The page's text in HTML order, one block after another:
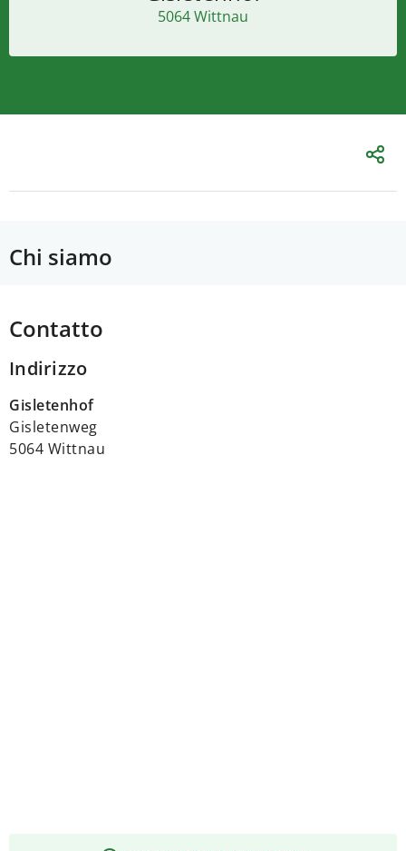
5064 Wittnau
Chi siamo
Contatto
Indirizzo
Gisletenhof
Gisletenweg
5064 Wittnau